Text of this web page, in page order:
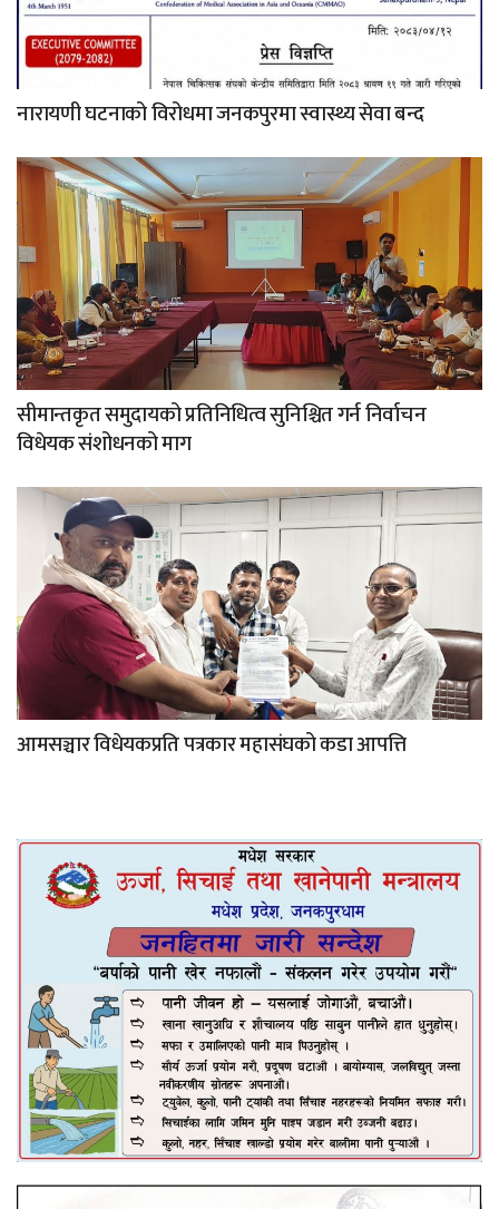
नारायणी घटनाको विरोधमा जनकपुरमा स्वास्थ्य सेवा बन्द
सीमान्तकृत समुदायको प्रतिनिधित्व सुनिश्चित गर्न निर्वाचन
विधेयक संशोधनको माग
आमसञ्चार विधेयकप्रति पत्रकार महासंघको कडा आपत्ति